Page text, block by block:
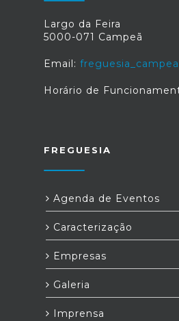
Largo da Feira
5000-071 Campeã
Email:
Horário de
FREGUESIA
Agenda de Eventos
Caracterização
Empresas
Galeria
Imprensa